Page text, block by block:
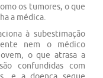
os tumores, o que
a médica.
à subestimação
nem o médico
o que atrasa a
confundidas com
e a doença segue